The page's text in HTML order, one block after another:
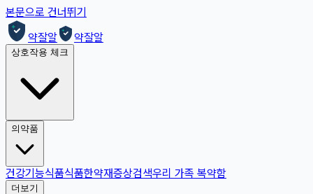
본문으로 건너뛰기
약잘알
약잘알
상호작용 체크
의약품
건강기능식품식품한약재증상검색우리 가족 복약함
더보기